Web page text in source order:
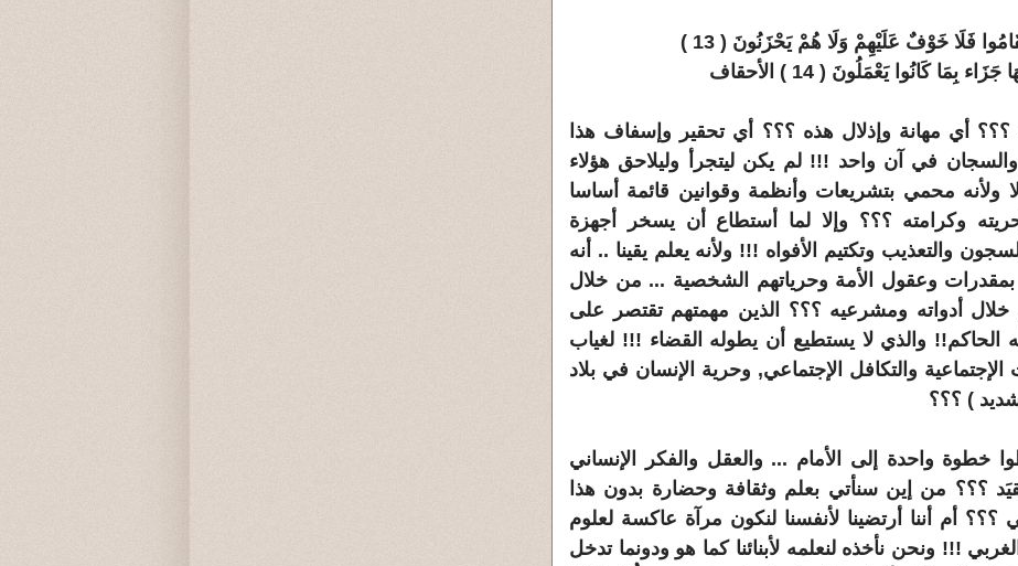
فَلَا خَوْفٌ عَلَيْهِمْ وَلَا هُمْ يَحْزَنُونَ ( 13 )
كَانُوا يَعْمَلُونَ ( 14 ) الأحقاف
أي مهانة وإذلال هذه ؟؟؟ أي تحقير وإسفاف هذا
في آن واحد !!! لم يكن ليتجرأ وليلاحق هؤلاء
ولأنه محمي بتشريعات وأنظمة وقوانين قائمة أساسا
وكرامته ؟؟؟ وإلا لما أستطاع أن يسخر أجهزة
والتعذيب وتكتيم الأفواه !!! ولأنه يعلم يقينا .. أنه
وعقول الأمة وحرياتهم الشخصية ... من خلال
خلال أدواته ومشرعيه ؟؟؟ الذين مهمتهم تقتصر على
الحاكم!! والذي لا يستطيع أن يطوله القضاء !!! لغياب
والتكافل الإجتماعي, وحرية الإنسان في بلاد
) ؟؟؟
خطوة واحدة إلى الأمام ... والعقل والفكر الإنساني
؟؟؟ من إين سنأتي بعلم وثقافة وحضارة بدون هذا
؟؟؟ أم أننا أرتضينا لأنفسنا لنكون مرآة عاكسة لعلوم
!!! ونحن نأخذه لنعلمه لأبنائنا كما هو ودونما تدخل